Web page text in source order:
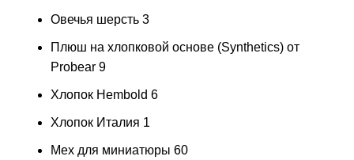
Овечья шерсть 3
Плюш на хлопковой основе (Synthetics) от
Probear 9
Хлопок Hembold 6
Хлопок Италия 1
Мех для миниатюры 60